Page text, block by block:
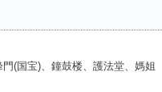
(国宝)、鐘鼓楼、護法堂、媽姐